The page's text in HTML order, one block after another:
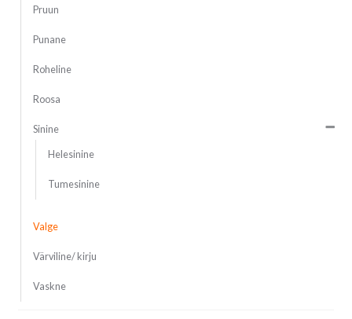
Pruun
Punane
Roheline
Roosa
Sinine
Helesinine
Tumesinine
Valge
Värviline/ kirju
Vaskne